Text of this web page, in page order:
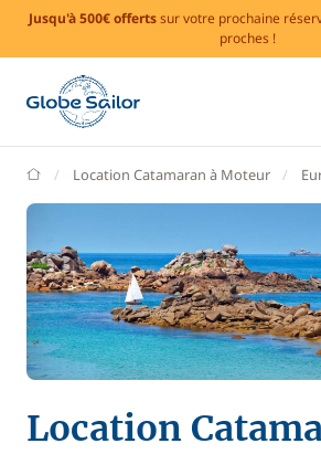
Jusqu'à 500€ offertssur votre prochaine
proches !
GlobeSailor
Location Catamaran à Moteur
Location